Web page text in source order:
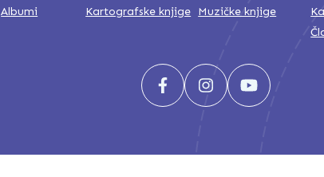
Albumi
Kartografske knjige Muzičke knjige